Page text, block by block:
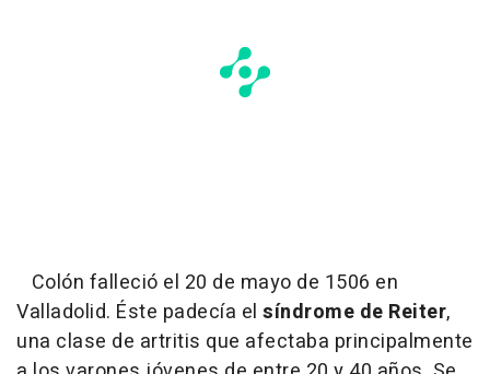
Colón falleció el 20 de mayo de 1506 en
Valladolid. Éste padecía el síndrome de Reiter,
una clase de artritis que afectaba principalmente